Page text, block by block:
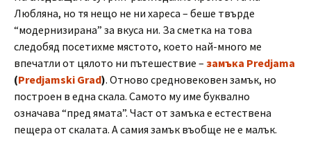
Любляна, но тя нещо не ни хареса – беше твърде
“модернизирана” за вкуса ни. За сметка на това
следобяд посетихме мястото, което най-много ме
впечатли от цялото ни пътешествие – замъка Predjama
(Predjamski Grad). Отново средновековен замък, но
построен в една скала. Самото му име буквално
означава “пред ямата”. Част от замъка е естествена
пещера от скалата. А самия замък въобще не е малък.